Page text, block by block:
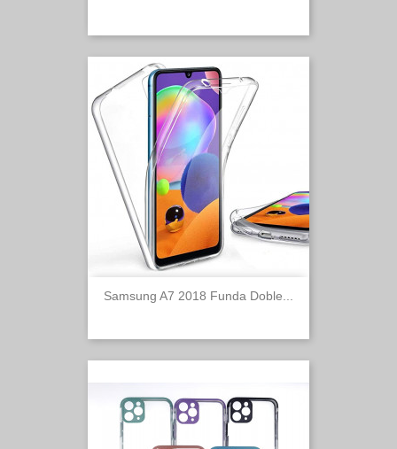
Samsung A7 2018 Funda Doble...